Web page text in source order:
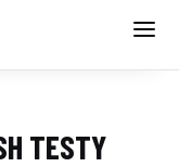
TESTY